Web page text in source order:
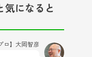
気になると
ロ】大岡智彦